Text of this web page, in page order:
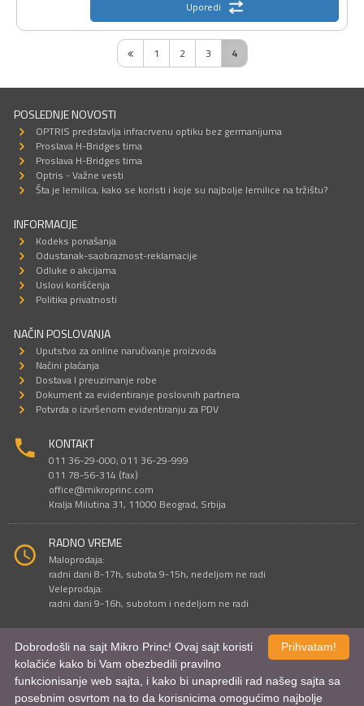
Uporedi
1 2 3 4
POSLEDNJE NOVOSTI
OPTRIS predstavlja infracrvenu optiku bez germanijuma
Proslava H-Bridges tima
Proslava H-Bridges tima
Optris - Važne vesti
Šta je lemilica, kako se koristi i koje su najbolje lemilice na tržištu?
INFORMACIJE
Kodeks ponašanja
Odustanak-saobraznost-reklamacije
Odluke o akcijama
Uslovi korišćenja
Politika privatnosti
NAČIN POSLOVANJA
Uputstvo za online naručivanje proizvoda
Načini plaćanja
Dostava I preuzimanje robe
Dokument za evidentiranje poslovnih partnera
Potvrda o izvršenom evidentiranju za PDV
KONTAKT
011 36-29-000; 011 36-29-999
011 78-56-314 (fax)
office@mikroprinc.com
Kralja Milutina 31, 11000 Beograd, Srbija
RADNO VREME
Maloprodaja:
radni dani 8-17h, subota 9-15h, nedeljom ne radi
Veleprodaja:
radni dani 9-16h, subotom i nedeljom ne radi
Sve cene su iskazane u dinarima. PDV je uračunat u cenu.
© Mikro Princ 1999 - 2026. Sva prava su zadržana.
Kreirao*nbgcreator |Izdrada Internet prodavnice, Izrada sajtai mobilnih
aplikacijaiSEO optimizacija
Prihvatam!
Dobrodošli na sajt Mikro Princ! Ovaj sajt koristi
kolačiće kako bi Vam obezbedili pravilno
funkcionisanje web sajta, i kako bi unapredili rad našeg sajta sa
posebnim osvrtom na to da korisnicima omogućimo najbolje